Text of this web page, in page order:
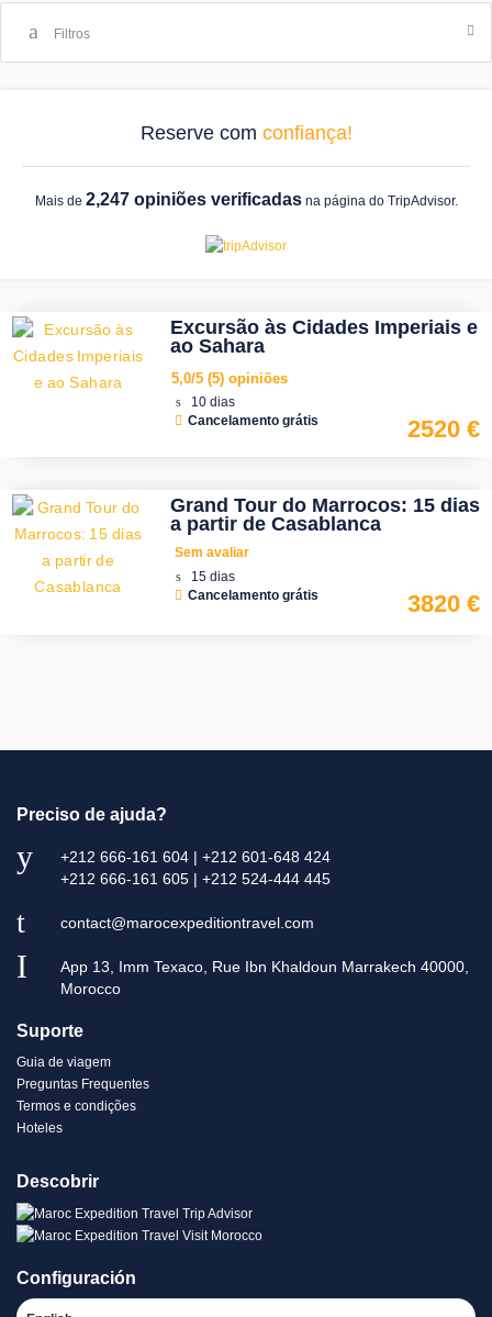
Filtros
Reserve com confiança!
Mais de 2,247 opiniões verificadasna página do TripAdvisor.
Excursão às Cidades Imperiais e
ao Sahara
5,0/5 (5) opiniões
10 dias
Cancelamento grátis
2520 €
Grand Tour do Marrocos: 15 dias
a partir de Casablanca
Sem avaliar
15 dias
Cancelamento grátis
3820 €
Preciso de ajuda?
+212 666-161 604 | +212 601-648 424
+212 666-161 605 | +212 524-444 445
contact@marocexpeditiontravel.com
App 13, Imm Texaco, Rue Ibn Khaldoun Marrakech 40000,
Morocco
Suporte
Guia de viagem
Preguntas Frequentes
Termos e condições
Hoteles
Descobrir
Configuración